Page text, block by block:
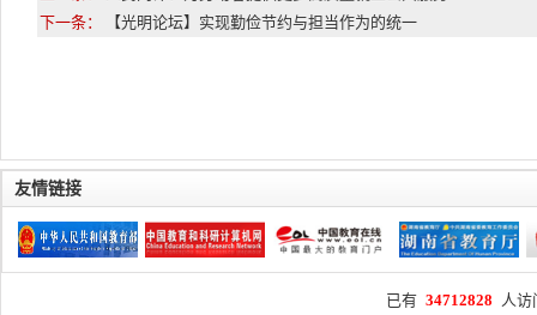
下一条：
【光明论坛】实现勤俭节约与担当作为的统一
友情链接
已有 34712828 人